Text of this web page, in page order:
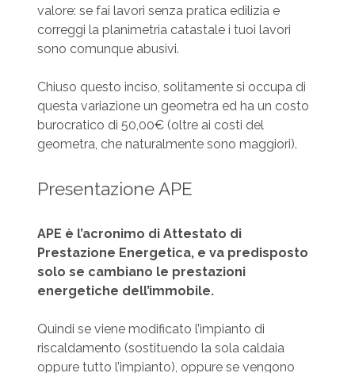
valore: se fai lavori senza pratica edilizia e
correggi la planimetria catastale i tuoi lavori
sono comunque abusivi.
Chiuso questo inciso, solitamente si occupa di
questa variazione un geometra ed ha un costo
burocratico di 50,00€ (oltre ai costi del
geometra, che naturalmente sono maggiori).
Presentazione APE
APE è l’acronimo di Attestato di
Prestazione Energetica, e va predisposto
solo se cambiano le prestazioni
energetiche dell’immobile.
Quindi se viene modificato l’impianto di
riscaldamento (sostituendo la sola caldaia
oppure tutto l’impianto), oppure se vengono